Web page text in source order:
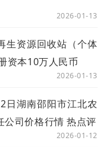
2026-01-13
生资源回收站（个体
资本10万人民币
2026-01-13
日湖南邵阳市江北农
公司价格行情 热点评
2026-01-12